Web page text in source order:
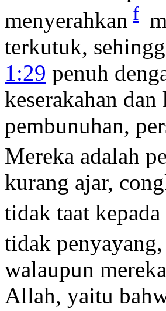
menyerahkan f
terkutuk,
1:29 penuh
keserakahan
pembunuhan,
Mereka adalah
kurang ajar,
tidak taat
tidak penyayang,
walaupun
Allah, yaitu